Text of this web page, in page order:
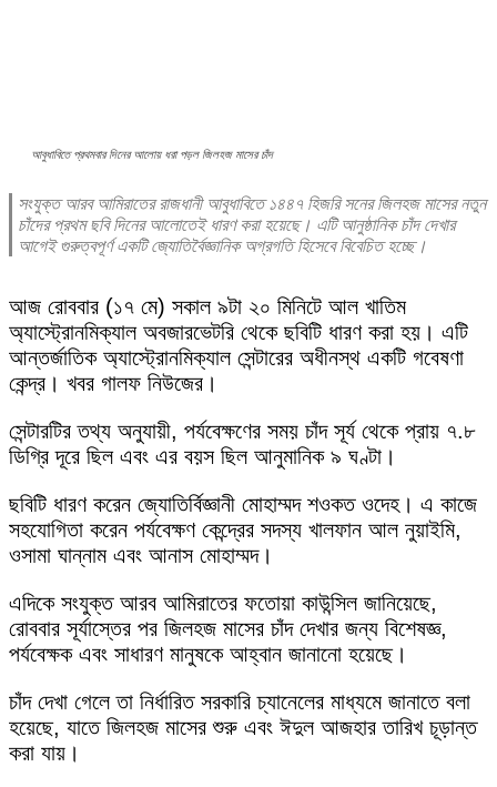
আবুধাবিতে প্রথমবার দিনের আলোয় ধরা পড়ল জিলহজ মাসের চাঁদ
সংযুক্ত আরব আমিরাতের রাজধানী আবুধাবিতে ১৪৪৭ হিজরি সনের জিলহজ মাসের নতুন
চাঁদের প্রথম ছবি দিনের আলোতেই ধারণ করা হয়েছে। এটি আনুষ্ঠানিক চাঁদ দেখার
আগেই গুরুত্বপূর্ণ একটি জ্যোতির্বৈজ্ঞানিক অগ্রগতি হিসেবে বিবেচিত হচ্ছে।
আজ রোববার (১৭ মে) সকাল ৯টা ২০ মিনিটে আল খাতিম
অ্যাস্ট্রোনমিক্যাল অবজারভেটরি থেকে ছবিটি ধারণ করা হয়। এটি
আন্তর্জাতিক অ্যাস্ট্রোনমিক্যাল সেন্টারের অধীনস্থ একটি গবেষণা
কেন্দ্র। খবর গালফ নিউজের।
সেন্টারটির তথ্য অনুযায়ী, পর্যবেক্ষণের সময় চাঁদ সূর্য থেকে প্রায় ৭.৮
ডিগ্রি দূরে ছিল এবং এর বয়স ছিল আনুমানিক ৯ ঘণ্টা।
ছবিটি ধারণ করেন জ্যোতির্বিজ্ঞানী মোহাম্মদ শওকত ওদেহ। এ কাজে
সহযোগিতা করেন পর্যবেক্ষণ কেন্দ্রের সদস্য খালফান আল নুয়াইমি,
ওসামা ঘান্নাম এবং আনাস মোহাম্মদ।
এদিকে সংযুক্ত আরব আমিরাতের ফতোয়া কাউন্সিল জানিয়েছে,
রোববার সূর্যাস্তের পর জিলহজ মাসের চাঁদ দেখার জন্য বিশেষজ্ঞ,
পর্যবেক্ষক এবং সাধারণ মানুষকে আহ্বান জানানো হয়েছে।
চাঁদ দেখা গেলে তা নির্ধারিত সরকারি চ্যানেলের মাধ্যমে জানাতে বলা
হয়েছে, যাতে জিলহজ মাসের শুরু এবং ঈদুল আজহার তারিখ চূড়ান্ত
করা যায়।